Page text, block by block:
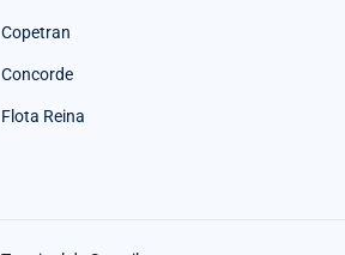
Copetran
Concorde
Flota Reina